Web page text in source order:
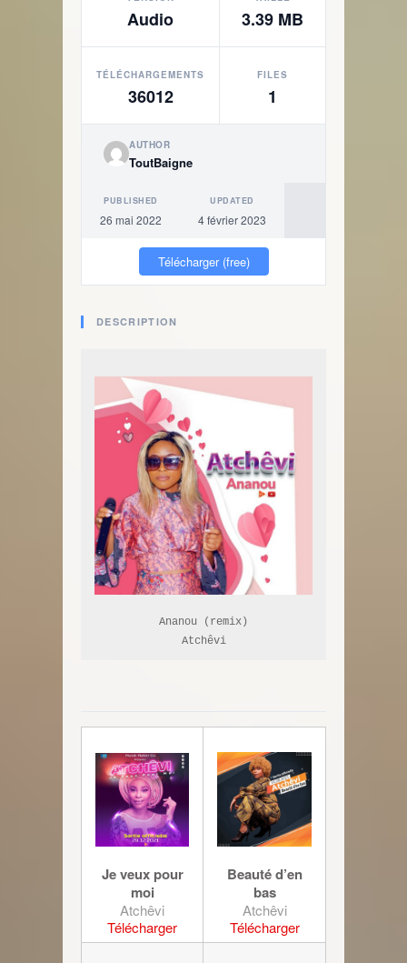
Audio 3.39 MB
TÉLÉCHARGEMENTS
36012
FILES
1
AUTHOR
ToutBaigne
PUBLISHED
26 mai 2022
UPDATED
4 février 2023
Télécharger (free)
DESCRIPTION
Ananou (remix)
Atchêvi
Je veux pour
moi
Atchêvi
Télécharger
Beauté d’en
bas
Atchêvi
Télécharger